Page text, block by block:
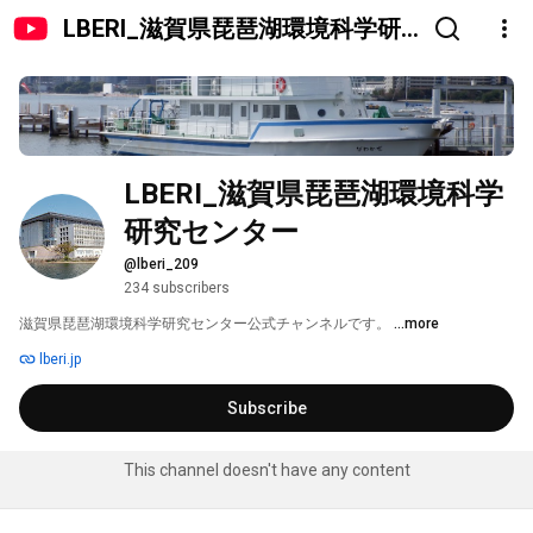
LBERI_滋賀県琵琶湖環境科学研
LBERI_滋賀県琵琶湖環境科学
研究センター
@lberi_209
234 subscribers
滋賀県琵琶湖環境科学研究センター公式チャンネルです。 ...more
lberi.jp
Subscribe
This channel doesn't have any content